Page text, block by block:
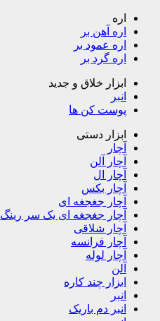
اره
اره آهن بر
اره عمود بر
اره گرد بر
ابزار خلاق و جدید
انبر
پوست کن ها
ابزار دستی
آچار
آچار آلن
آچار ال
آچار بکس
آچار جغجغه ای
آچار جغجغه ای یک سر رینگ
آچار شلاقی
آچار فرانسه
آچار لوله
آلن
ابزار چند کاره
انبر
انبر دم باریک